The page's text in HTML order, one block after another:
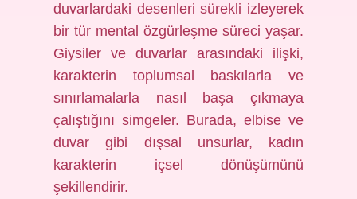
duvarlardaki desenleri sürekli izleyerek
bir tür mental özgürleşme süreci yaşar.
Giysiler ve duvarlar arasındaki ilişki,
karakterin toplumsal baskılarla ve
sınırlamalarla nasıl başa çıkmaya
çalıştığını simgeler. Burada, elbise ve
duvar gibi dışsal unsurlar, kadın
karakterin içsel dönüşümünü
şekillendirir.